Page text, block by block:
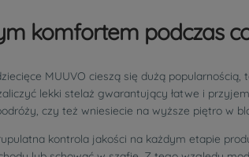
komfortem podczas
MUUVO cieszą się dużą
lekki stelaż gwarantujący łatwe i
czy też wniesiecie na wyższe piętro w
kontrola jakości na każdym etapie